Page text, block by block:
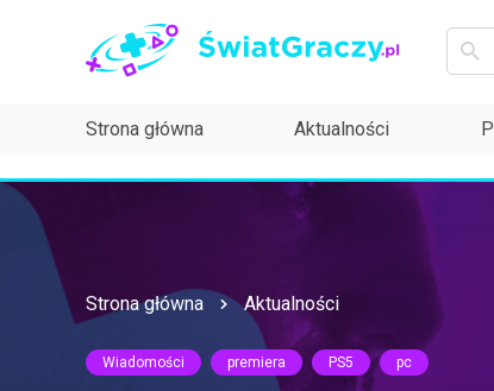
Strona główna Aktualności
Strona główna Aktualności
Wiadomości premiera PS5 pc